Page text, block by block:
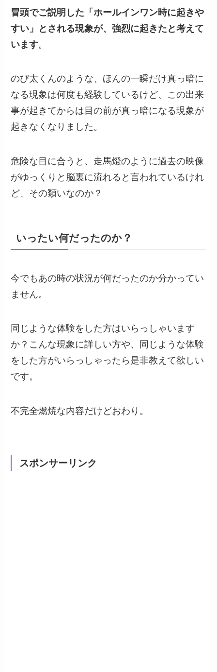
冒頭でご説明した「ホールインワン時に起きや
すい」とされる現象が、強烈に起きたと考えて
います。
のび太くんのような、ほんの一瞬だけ真っ暗に
なる現象は何度も経験しているけど、この出来
事が起きてからは目の前が真っ暗になる現象が
起きなくなりました。
危険な目に合うと、走馬燈のように過去の映像
がゆっくりと脳裏に流れると言われているけれ
ど、その類いなのか？
いったい何だったのか？
今でもあの時の状況が何だったのか分かってい
ません。
同じような体験をした方はいらっしゃいます
か？こんな現象に詳しい方や、同じような体験
をした方がいらっしゃったら是非教えて欲しい
です。
不完全燃焼な内容だけどおわり。
スポンサーリンク